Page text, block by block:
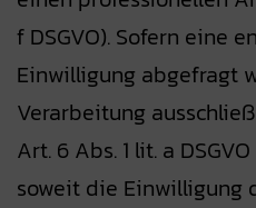
f DSGVO). Sofern eine
Einwilligung abgefragt
Verarbeitung
Art. 6 Abs. 1 lit. a
soweit die Einwilligung